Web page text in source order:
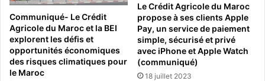
Communiqué- Le Crédit
Agricole du Maroc et la BEI
explorent les défis et
opportunités économiques
des risques climatiques pour
le Maroc
Le Crédit Agricole du Maroc
propose à ses clients Apple
Pay, un service de paiement
simple, sécurisé et privé
avec iPhone et Apple Watch
(communiqué)
18 juillet 2023